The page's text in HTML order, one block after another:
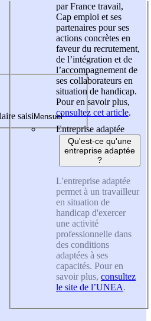
saisi
par France travail,
Cap emploi et ses
partenaires pour ses
actions concrètes en
faveur du recrutement,
de l’intégration et de
l’accompagnement de
ses collaborateurs en
situation de handicap.
Pour en savoir plus,
consultez cet article.
Entreprise adaptée
Qu'est-ce qu'une
entreprise adaptée
?
L'entreprise adaptée
permet à un travailleur
en situation de
handicap d'exercer
une activité
professionnelle dans
des conditions
adaptées à ses
capacités. Pour en
savoir plus, consultez
le site de l’UNEA.